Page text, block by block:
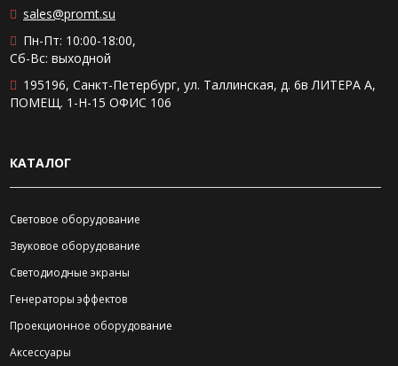
sales@promt.su
Пн-Пт: 10:00-18:00,
Сб-Вс: выходной
195196, Санкт-Петербург, ул. Таллинская, д. 6в ЛИТЕРА А,
ПОМЕЩ. 1-Н-15 ОФИС 106
КАТАЛОГ
Световое оборудование
Звуковое оборудование
Светодиодные экраны
Генераторы эффектов
Проекционное оборудование
Аксессуары